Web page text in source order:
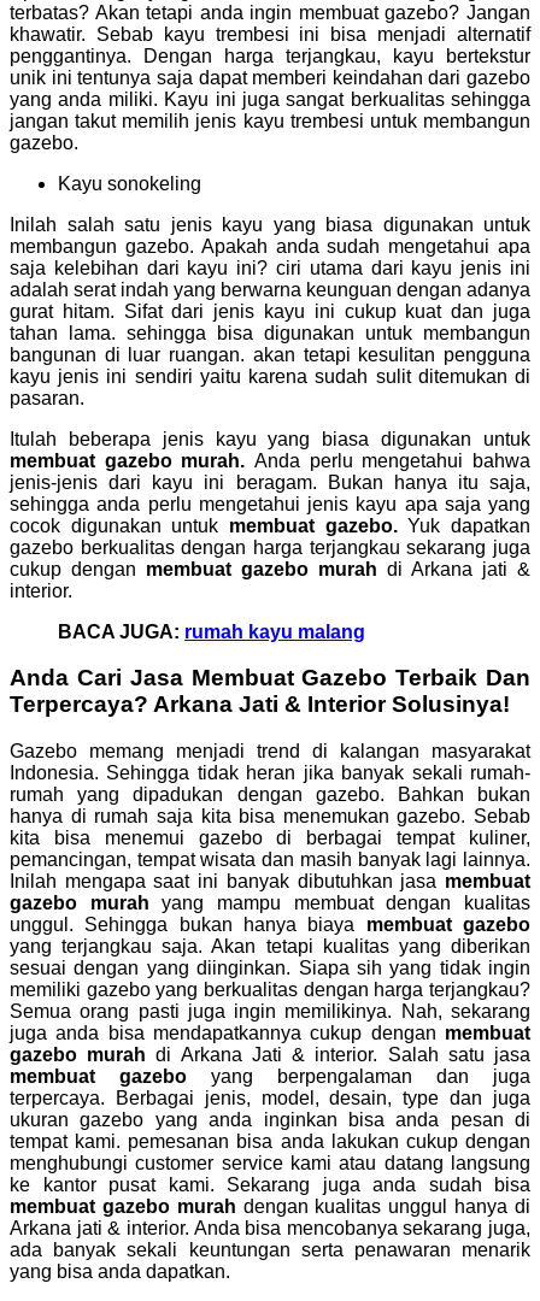
terbatas? Akan tetapi anda ingin membuat gazebo? Jangan
khawatir. Sebab kayu trembesi ini bisa menjadi alternatif
penggantinya. Dengan harga terjangkau, kayu bertekstur
unik ini tentunya saja dapat memberi keindahan dari gazebo
yang anda miliki. Kayu ini juga sangat berkualitas sehingga
jangan takut memilih jenis kayu trembesi untuk membangun
gazebo.
Kayu sonokeling
Inilah salah satu jenis kayu yang biasa digunakan untuk
membangun gazebo. Apakah anda sudah mengetahui apa
saja kelebihan dari kayu ini? ciri utama dari kayu jenis ini
adalah serat indah yang berwarna keunguan dengan adanya
gurat hitam. Sifat dari jenis kayu ini cukup kuat dan juga
tahan lama. sehingga bisa digunakan untuk membangun
bangunan di luar ruangan. akan tetapi kesulitan pengguna
kayu jenis ini sendiri yaitu karena sudah sulit ditemukan di
pasaran.
Itulah beberapa jenis kayu yang biasa digunakan untuk
membuat gazebo murah. Anda perlu mengetahui bahwa
jenis-jenis dari kayu ini beragam. Bukan hanya itu saja,
sehingga anda perlu mengetahui jenis kayu apa saja yang
cocok digunakan untuk membuat gazebo.Yuk dapatkan
gazebo berkualitas dengan harga terjangkau sekarang juga
cukup dengan membuat gazebo murah di Arkana jati &
interior.
BACA JUGA: rumah kayu malang
Anda Cari Jasa Membuat GazeboTerbaik Dan
Terpercaya? Arkana Jati & Interior Solusinya!
Gazebo memang menjadi trend di kalangan masyarakat
Indonesia. Sehingga tidak heran jika banyak sekali rumah-
rumah yang dipadukan dengan gazebo. Bahkan bukan
hanya di rumah saja kita bisa menemukan gazebo. Sebab
kita bisa menemui gazebo di berbagai tempat kuliner,
pemancingan, tempat wisata dan masih banyak lagi lainnya.
Inilah mengapa saat ini banyak dibutuhkan jasa membuat
gazebo murahyang mampu membuat dengan kualitas
unggul. Sehingga bukan hanya biaya membuat gazebo
yang terjangkau saja. Akan tetapi kualitas yang diberikan
sesuai dengan yang diinginkan. Siapa sih yang tidak ingin
memiliki gazebo yang berkualitas dengan harga terjangkau?
Semua orang pasti juga ingin memilikinya. Nah, sekarang
juga anda bisa mendapatkannya cukup dengan membuat
gazebo murahdi Arkana Jati & interior. Salah satu jasa
membuat gazebo yang berpengalaman dan juga
terpercaya. Berbagai jenis, model, desain, type dan juga
ukuran gazebo yang anda inginkan bisa anda pesan di
tempat kami. pemesanan bisa anda lakukan cukup dengan
menghubungi customer service kami atau datang langsung
ke kantor pusat kami. Sekarang juga anda sudah bisa
membuat gazebo murah dengan kualitas unggul hanya di
Arkana jati & interior. Anda bisa mencobanya sekarang juga,
ada banyak sekali keuntungan serta penawaran menarik
yang bisa anda dapatkan.